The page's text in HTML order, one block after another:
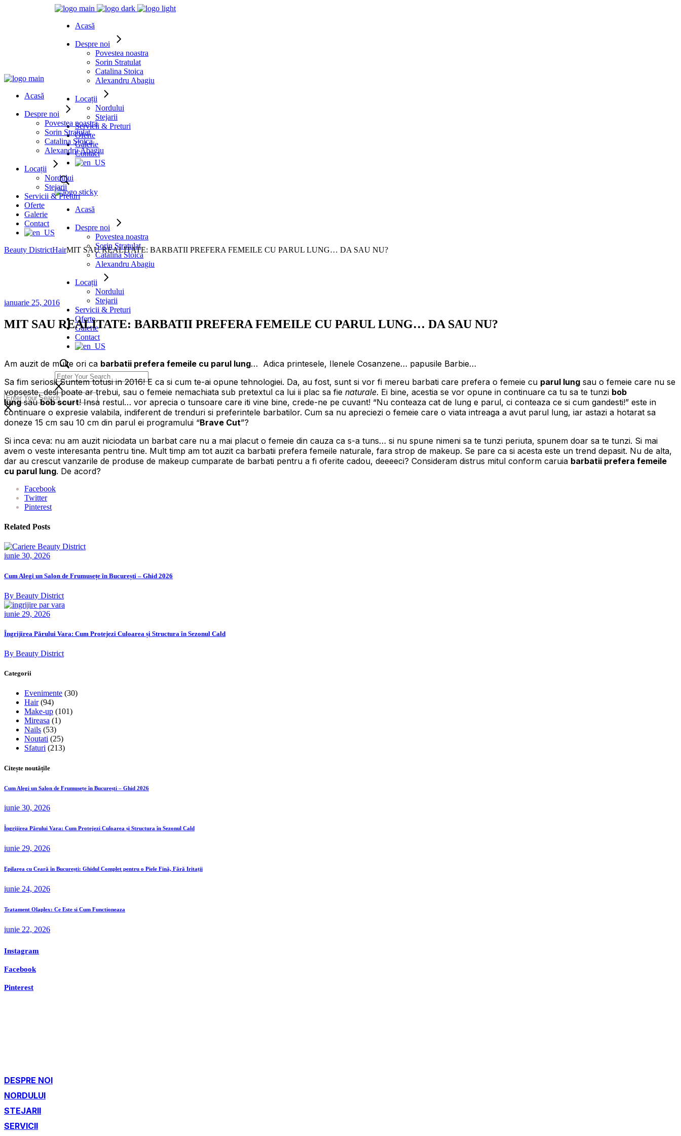
Acasă
Despre noi
Povestea noastra
Sorin Stratulat
Catalina Stoica
Alexandru Abagiu
Locații
Nordului
Stejarii
Servicii & Preturi
Oferte
Galerie
Contact
Acasă
Despre noi
Povestea noastra
Sorin Stratulat
Catalina Stoica
Alexandru Abagiu
Locații
Nordului
Stejarii
Servicii & Preturi
Oferte
Galerie
Contact
Acasă
Despre noi
Povestea noastra
Sorin Stratulat
Catalina Stoica
Alexandru Abagiu
Locații
Nordului
Stejarii
Servicii & Preturi
Oferte
Galerie
Contact
Beauty DistrictHairMIT SAU REALITATE: BARBATII PREFERA FEMEILE CU PARUL LUNG… DA SAU NU?
ianuarie 25, 2016
MIT SAU REALITATE: BARBATII PREFERA FEMEILE CU PARUL LUNG… DA SAU NU?
Am auzit de multe ori ca barbatii prefera femeile cu parul lung… Adica printesele, Ilenele Cosanzene… papusile Barbie…
Sa fim seriosi! Suntem totusi in 2016! E ca si cum te-ai opune tehnologiei. Da, au fost, sunt si vor fi mereu barbati care prefera o femeie cu parul lung sau o femeie care nu se
vopseste, desi poate ar trebui, sau o femeie nemachiata sub pretextul ca lui ii plac sa fie naturale. Ei bine, acestia se vor opune in continuare ca tu sa te tunzi bob
lungsaubob scurt! Insa restul… vor aprecia o tunsoare care iti vine bine, crede-ne pe cuvant! “Nu conteaza cat de lung e parul, ci conteaza ce si cum gandesti!” este in
continuare o expresie valabila, indiferent de trenduri si preferintele barbatilor. Cum sa nu apreciezi o femeie care o viata intreaga a avut parul lung, iar astazi a hotarat sa
doneze 15 cm sau 10 cm din parul ei programului “Brave Cut”?
Si inca ceva: nu am auzit niciodata un barbat care nu a mai placut o femeie din cauza ca s-a tuns… si nu spune nimeni sa te tunzi periuta, spunem doar sa te tunzi. Si mai
avem o veste interesanta pentru tine. Mult timp am tot auzit ca barbatii prefera femeile naturale, fara strop de makeup. Se pare ca si acesta este un trend depasit. Nu de alta,
dar au crescut vanzarile de produse de makeup cumparate de barbati pentru a fi oferite cadou, deeeeci? Consideram distrus mitul conform caruia barbatii prefera femeile
cu parul lung. De acord?
Facebook
Twitter
Pinterest
Related Posts
iunie 30, 2026
Cum Alegi un Salon de Frumusețe în București – Ghid 2026
By Beauty District
iunie 29, 2026
Îngrijirea Părului Vara: Cum Protejezi Culoarea și Structura în Sezonul Cald
By Beauty District
Categorii
Evenimente (30)
Hair(94)
Make-up (101)
Mireasa (1)
Nails (53)
Noutati (25)
Sfaturi (213)
Citește noutățile
Cum Alegi un Salon de Frumusețe în București – Ghid 2026
iunie 30, 2026
Îngrijirea Părului Vara: Cum Protejezi Culoarea și Structura în Sezonul Cald
iunie 29, 2026
Epilarea cu Ceară în București: Ghidul Complet pentru o Piele Fină, Fără Iritații
iunie 24, 2026
Tratament Olaplex: Ce Este si Cum Functioneaza
iunie 22, 2026
Instagram
Facebook
Pinterest
DESPRE NOI
NORDULUI
STEJARII
SERVICII